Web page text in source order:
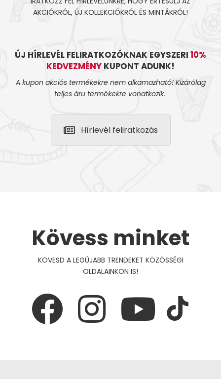
AKCIÓKRÓL, ÚJ KOLLEKCIÓKRÓL ÉS MINTÁKRÓL!
ÚJ HÍRLEVÉL FELIRATKOZÓKNAK EGYSZERI 10%
KEDVEZMÉNY KUPONT ADUNK!
A kupon akciós termékekre nem alkamazható! Kizárólag
teljes áru termékekre vonatkozik.
Hírlevél feliratkozás
Kövess minket
KÖVESD A LEGÚJABB TRENDEKET KÖZÖSSÉGI
OLDALAINKON IS!